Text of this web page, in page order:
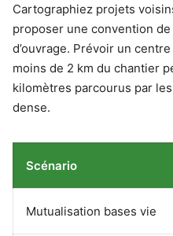
Cartographiez projets
proposer une convention
d’ouvrage. Prévoir un
moins de 2 km du chantier
kilomètres parcourus par
dense.
Scénario
Mutualisation bases vie